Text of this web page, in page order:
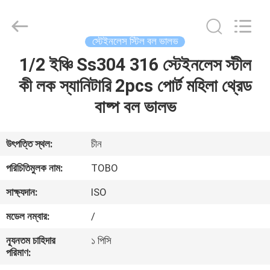
বাড়ি
আমাদের
সম্পর্কে
কারখানা
ভ্রমণ
GROUP
CHINA.
Reserved.
স্টেইনলেস স্টিল বল ভালভ
1/2 ইঞ্চি Ss304 316 স্টেইনলেস স্টীল
কী লক স্যানিটারি 2pcs পোর্ট মহিলা থ্রেড
বাষ্প বল ভালভ
উৎপত্তি স্থল:
চীন
পরিচিতিমুলক নাম:
TOBO
সাক্ষ্যদান:
ISO
মডেল নম্বার:
/
ন্যূনতম চাহিদার
পরিমাণ:
১ পিসি